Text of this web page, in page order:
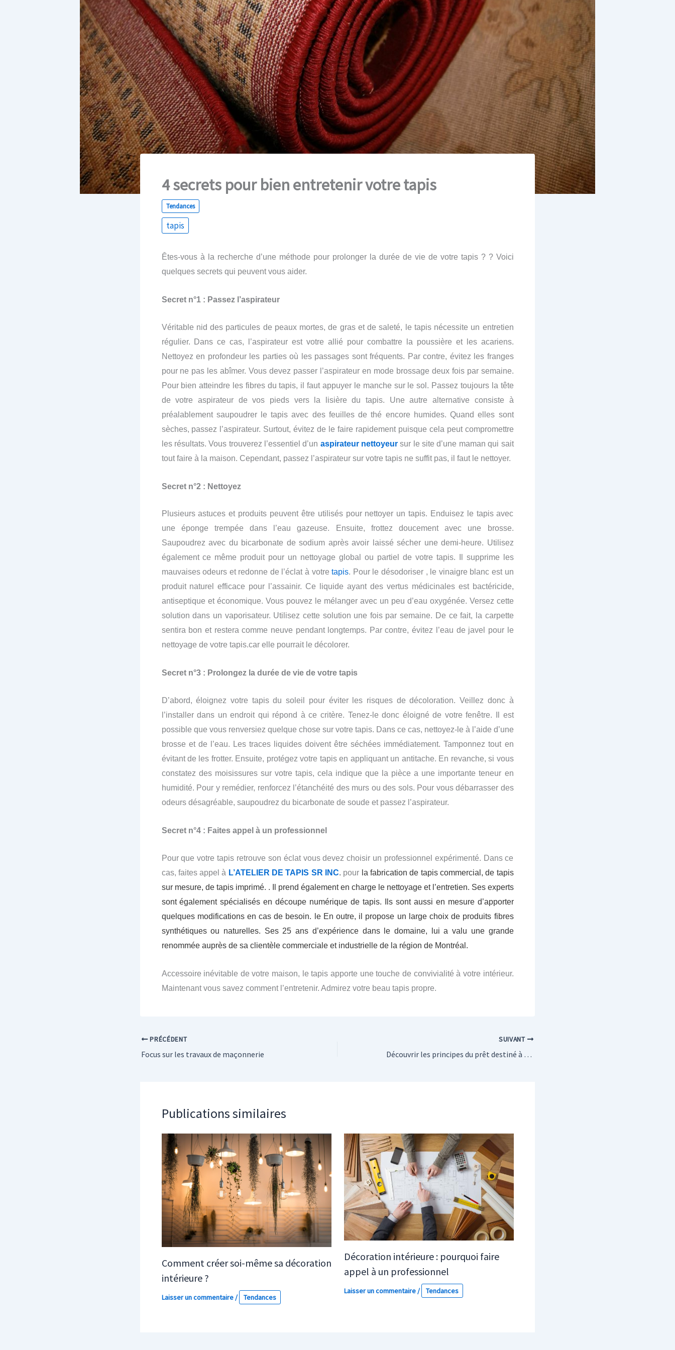
4 secrets pour bien entretenir votre tapis
Tendances
tapis
Êtes-vous à la recherche d’une méthode pour prolonger la durée de vie de votre tapis ? ? Voici
quelques secrets qui peuvent vous aider.
Secret n°1 : Passez l’aspirateur
Véritable nid des particules de peaux mortes, de gras et de saleté, le tapis nécessite un entretien
régulier. Dans ce cas, l’aspirateur est votre allié pour combattre la poussière et les acariens.
Nettoyez en profondeur les parties où les passages sont fréquents. Par contre, évitez les franges
pour ne pas les abîmer. Vous devez passer l’aspirateur en mode brossage deux fois par semaine.
Pour bien atteindre les fibres du tapis, il faut appuyer le manche sur le sol. Passez toujours la tête
de votre aspirateur de vos pieds vers la lisière du tapis. Une autre alternative consiste à
préalablement saupoudrer le tapis avec des feuilles de thé encore humides. Quand elles sont
sèches, passez l’aspirateur. Surtout, évitez de le faire rapidement puisque cela peut compromettre
les résultats. Vous trouverez l’essentiel d’un aspirateur nettoyeur sur le site d’une maman qui sait
tout faire à la maison. Cependant, passez l’aspirateur sur votre tapis ne suffit pas, il faut le nettoyer.
Secret n°2 : Nettoyez
Plusieurs astuces et produits peuvent être utilisés pour nettoyer un tapis. Enduisez le tapis avec
une éponge trempée dans l’eau gazeuse. Ensuite, frottez doucement avec une brosse.
Saupoudrez avec du bicarbonate de sodium après avoir laissé sécher une demi-heure. Utilisez
également ce même produit pour un nettoyage global ou partiel de votre tapis. Il supprime les
mauvaises odeurs et redonne de l’éclat à votretapis. Pour le désodoriser , le vinaigre blanc est un
produit naturel efficace pour l’assainir. Ce liquide ayant des vertus médicinales est bactéricide,
antiseptique et économique. Vous pouvez le mélanger avec un peu d’eau oxygénée. Versez cette
solution dans un vaporisateur. Utilisez cette solution une fois par semaine. De ce fait, la carpette
sentira bon et restera comme neuve pendant longtemps. Par contre, évitez l’eau de javel pour le
nettoyage de votre tapis.car elle pourrait le décolorer.
Secret n°3 : Prolongez la durée de vie de votre tapis
D’abord, éloignez votre tapis du soleil pour éviter les risques de décoloration. Veillez donc à
l’installer dans un endroit qui répond à ce critère. Tenez-le donc éloigné de votre fenêtre. Il est
possible que vous renversiez quelque chose sur votre tapis. Dans ce cas, nettoyez-le à l’aide d’une
brosse et de l’eau. Les traces liquides doivent être séchées immédiatement. Tamponnez tout en
évitant de les frotter. Ensuite, protégez votre tapis en appliquant un antitache. En revanche, si vous
constatez des moisissures sur votre tapis, cela indique que la pièce a une importante teneur en
humidité. Pour y remédier, renforcez l’étanchéité des murs ou des sols. Pour vous débarrasser des
odeurs désagréable, saupoudrez du bicarbonate de soude et passez l’aspirateur.
Secret n°4 : Faites appel à un professionnel
Pour que votre tapis retrouve son éclat vous devez choisir un professionnel expérimenté. Dans ce
cas, faites appel à L’ATELIER DE TAPIS SR INC. pour la fabrication de tapis commercial, de tapis
sur mesure, de tapis imprimé. . Il prend également en charge le nettoyage et l’entretien. Ses experts
sont également spécialisés en découpe numérique de tapis. Ils sont aussi en mesure d’apporter
quelques modifications en cas de besoin.
le En outre, il propose un large choix de produits fibres
synthétiques ou naturelles. Ses 25 ans d’expérience dans le domaine, lui a valu une grande
renommée auprès de sa clientèle commerciale et industrielle de la région de Montréal.
Accessoire inévitable de votre maison, le tapis apporte une touche de convivialité à votre intérieur.
Maintenant vous savez comment l’entretenir. Admirez votre beau tapis propre.
PRÉCÉDENT
Focus sur les travaux de maçonnerie
SUIVANT
Découvrir les principes du prêt destiné à la rénovation
Publications similaires
Comment créer soi-même sa décoration
intérieure ?
Laisser un commentaire/ Tendances
Décoration intérieure : pourquoi faire
appel à un professionnel
Laisser un commentaire/ Tendances